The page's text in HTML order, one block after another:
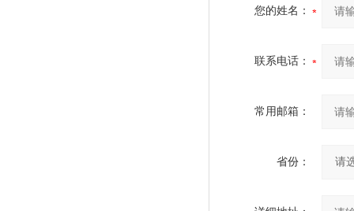
您的姓名：
联系电话：
常用邮箱：
省份：